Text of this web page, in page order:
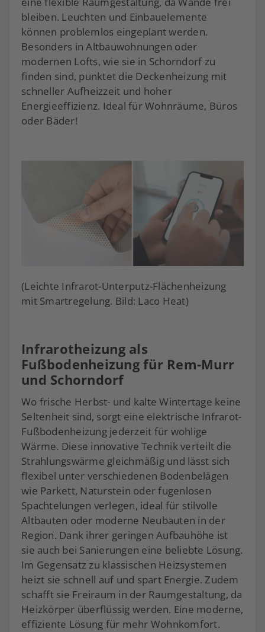
bleiben. Leuchten und Einbauelemente
können problemlos eingeplant werden.
Besonders in Altbauwohnungen oder
modernen Lofts, wie sie in Schorndorf zu
finden sind, punktet die Deckenheizung mit
schneller Aufheizzeit und hoher
Energieeffizienz. Ideal für Wohnräume, Büros
oder Bäder!
(Leichte Infrarot-Unterputz-Flächenheizung
mit Smartregelung. Bild: Laco Heat)
Infrarotheizung als
Fußbodenheizung für Rem-Murr
und Schorndorf
Wo frische Herbst- und kalte Wintertage keine
Seltenheit sind, sorgt eine elektrische Infrarot-
Fußbodenheizung jederzeit für wohlige
Wärme. Diese innovative Technik verteilt die
Strahlungswärme gleichmäßig und lässt sich
flexibel unter verschiedenen Bodenbelägen
wie Parkett, Naturstein oder fugenlosen
Spachtelungen verlegen, ideal für stilvolle
Altbauten oder moderne Neubauten in der
Region. Dank ihrer geringen Aufbauhöhe ist
sie auch bei Sanierungen eine beliebte Lösung.
Im Gegensatz zu klassischen Heizsystemen
heizt sie schnell auf und spart Energie. Zudem
schafft sie Freiraum in der Raumgestaltung, da
Heizkörper überflüssig werden. Eine moderne,
effiziente Lösung für mehr Wohnkomfort.